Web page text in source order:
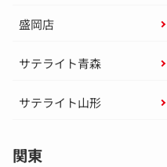
盛岡店
サテライト青森
サテライト山形
関東